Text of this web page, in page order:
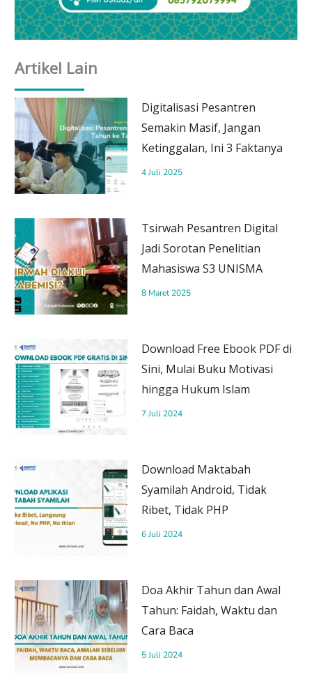
Artikel Lain
Digitalisasi Pesantren
Semakin Masif, Jangan
Ketinggalan, Ini 3 Faktanya
4 Juli 2025
Tsirwah Pesantren Digital
Jadi Sorotan Penelitian
Mahasiswa S3 UNISMA
8 Maret 2025
Download Free Ebook PDF di
Sini, Mulai Buku Motivasi
hingga Hukum Islam
7 Juli 2024
Download Maktabah
Syamilah Android, Tidak
Ribet, Tidak PHP
6 Juli 2024
Doa Akhir Tahun dan Awal
Tahun: Faidah, Waktu dan
Cara Baca
5 Juli 2024